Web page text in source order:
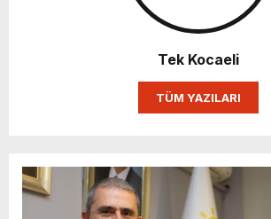
Tek Kocaeli
TÜM YAZILARI